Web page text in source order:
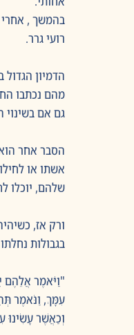
בהמשך , אחרי
רועי גרר.
מהם נכתבו
גם אם בשינוי
הסבר אחר
אשתו או
שלהם, יוכלו
ורק אז,
בגבולות
"וַיֹּאמֶר אֲלֵהֶם
עִמָּךְ, וַנֹּאמֶר
וְכַאֲשֶׁר עָשִׂינוּ